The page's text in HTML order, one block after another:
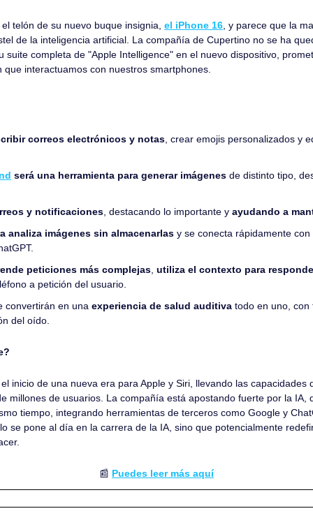
telón de su nuevo buque insignia, el iPhone 16 , y parece que la
de la inteligencia artificial. La compañía de Cupertino no se ha
suite completa de "Apple Intelligence" en el nuevo dispositivo,
interactuamos con nuestros smartphones.
correos electrónicos y notas , crear emojis personalizados y
será una herramienta para generar imágenes de distinto tipo,
y notificaciones , destacando lo importante y ayudando a
analiza imágenes sin almacenarlas y se conecta rápidamente
peticiones más complejas utiliza el contexto para
a petición del usuario.
convertirán en una experiencia de salud auditiva todo en uno, con
del oído.
inicio de una nueva era para Apple y Siri, llevando las capacidades
millones de usuarios. La compañía está apostando fuerte por la IA,
tiempo, integrando herramientas de terceros como Google y
se pone al día en la carrera de la IA, sino que potencialmente
📰 Puedes leer más aquí